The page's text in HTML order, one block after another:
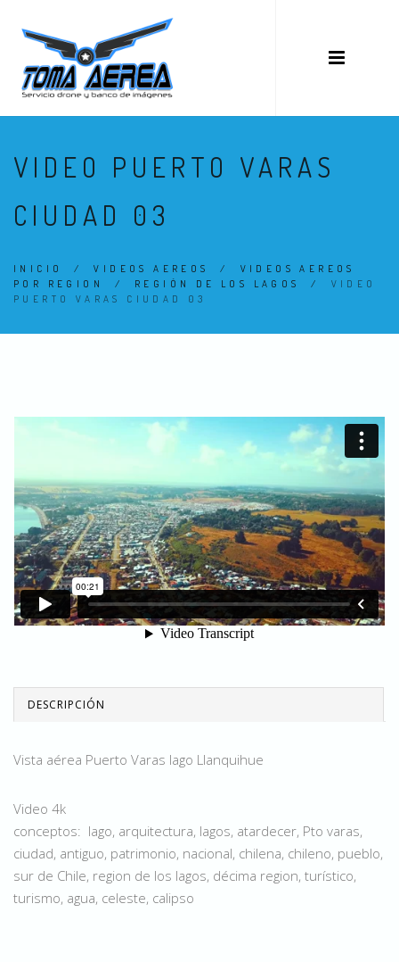
VIDEO PUERTO VARAS
CIUDAD 03
INICIO /VIDEOS AEREOS / VIDEOS AEREOS
POR REGION
/ REGIÓN DE LOS LAGOS / VIDEO
PUERTO VARAS CIUDAD 03
DESCRIPCIÓN
Vista aérea Puerto Varas lago Llanquihue
Video 4k
conceptos: lago, arquitectura, lagos, atardecer, Pto varas,
ciudad, antiguo, patrimonio, nacional, chilena, chileno, pueblo,
sur de Chile, region de los lagos, décima region, turístico,
turismo, agua, celeste, calipso